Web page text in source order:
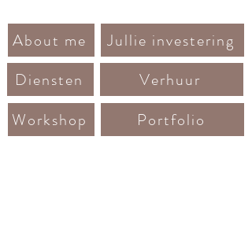
About me
Jullie investering
Diensten
Verhuur
Workshop
Portfolio